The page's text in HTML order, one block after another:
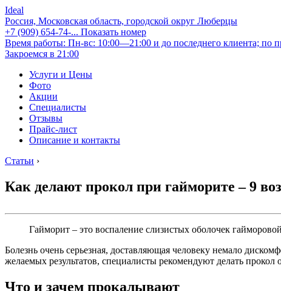
Ideal
Россия, Московская область, городской округ Люберцы
+7 (909) 654-74-... Показать номер
Время работы: Пн-вс: 10:00—21:00 и до последнего клиента; по
Закроемся в 21:00
Услуги и Цены
Фото
Акции
Специалисты
Отзывы
Прайс-лист
Описание и контакты
Статьи ›
Как делают прокол при гайморите – 9
Гайморит – это воспаление слизистых оболочек
Болезнь очень серьезная, доставляющая человеку немало
желаемых результатов, специалисты рекомендуют делать прокол
Что и зачем прокалывают